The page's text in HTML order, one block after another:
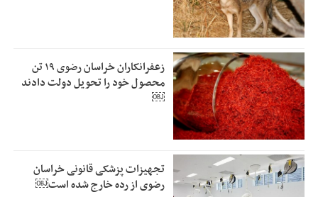
زعفرانکاران خراسان رضوی ۱۹ تن
محصول خود را تحویل دولت دادند
￼
تجهیزات پزشکی قانونی خراسان
رضوی از رده خارج شده است￼